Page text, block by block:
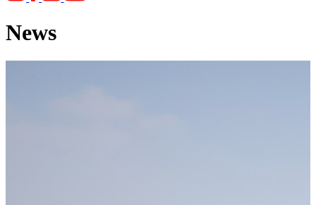
News